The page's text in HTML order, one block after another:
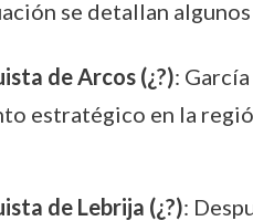
se detallan
de Arcos (¿?):
estratégico en la
de Lebrija (¿?):